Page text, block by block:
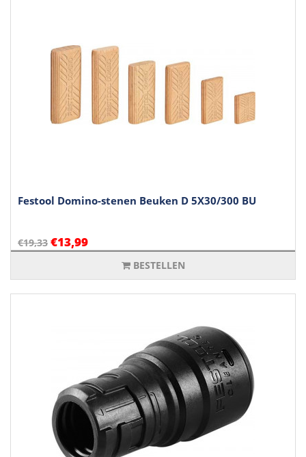
Festool Domino-stenen Beuken D 5X30/300 BU
€19,33 €13,99
BESTELLEN